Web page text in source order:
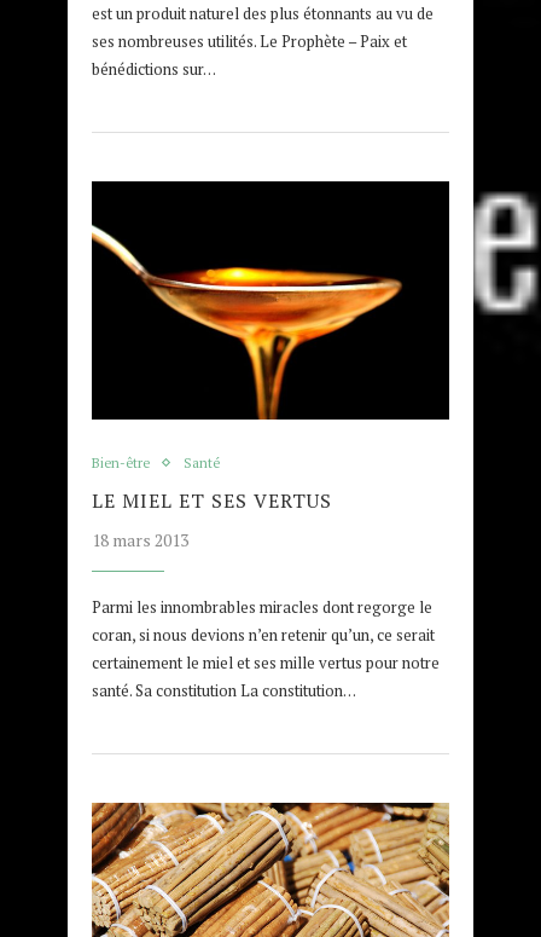
est un produit naturel des plus étonnants au vu de
ses nombreuses utilités. Le Prophète – Paix et
bénédictions sur…
Bien-être Santé
LE MIEL ET SES VERTUS
18 mars 2013
Parmi les innombrables miracles dont regorge le
coran, si nous devions n’en retenir qu’un, ce serait
certainement le miel et ses mille vertus pour notre
santé. Sa constitution La constitution…